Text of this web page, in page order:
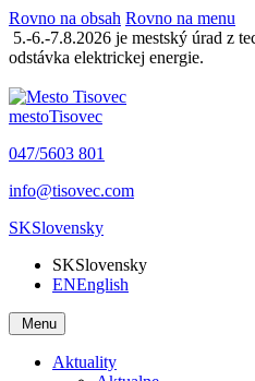
Rovno na obsah Rovno na menu
5.-6.-7.8.2026 je mestský úrad z
odstávka elektrickej energie.
mestoTisovec
047/5603 801
info@tisovec.com
SKSlovensky
SKSlovensky
ENEnglish
Menu
Aktuality